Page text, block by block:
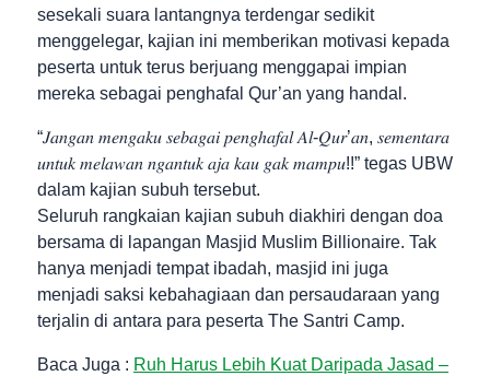
sesekali suara lantangnya terdengar sedikit
menggelegar, kajian ini memberikan motivasi kepada
peserta untuk terus berjuang menggapai impian
mereka sebagai penghafal Qur’an yang handal.
“𝐽𝑎𝑛𝑔𝑎𝑛 𝑚𝑒𝑛𝑔𝑎𝑘𝑢 𝑠𝑒𝑏𝑎𝑔𝑎𝑖 𝑝𝑒𝑛𝑔ℎ𝑎𝑓𝑎𝑙 𝐴𝑙-𝑄𝑢𝑟’𝑎𝑛, 𝑠𝑒𝑚𝑒𝑛𝑡𝑎𝑟𝑎
𝑢𝑛𝑡𝑢𝑘 𝑚𝑒𝑙𝑎𝑤𝑎𝑛 𝑛𝑔𝑎𝑛𝑡𝑢𝑘 𝑎𝑗𝑎 𝑘𝑎𝑢 𝑔𝑎𝑘 𝑚𝑎𝑚𝑝𝑢!!” tegas UBW
dalam kajian subuh tersebut.
Seluruh rangkaian kajian subuh diakhiri dengan doa
bersama di lapangan Masjid Muslim Billionaire. Tak
hanya menjadi tempat ibadah, masjid ini juga
menjadi saksi kebahagiaan dan persaudaraan yang
terjalin di antara para peserta The Santri Camp.
Baca Juga : Ruh Harus Lebih Kuat Daripada Jasad –